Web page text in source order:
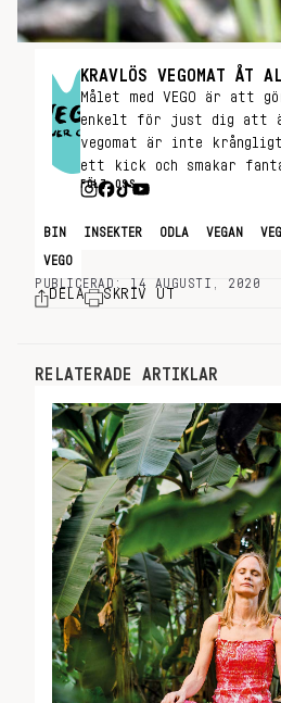
KRAVLÖS VEGOMAT ÅT
Målet med VEGO är att
enkelt för just dig att
vegomat är inte
ett kick och smakar
FÖLJ OSS
BIN INSEKTER ODLA VEGAN
VEGO
PUBLICERAD: 14 AUGUSTI, 2020
DELA SKRIV UT
RELATERADE ARTIKLAR